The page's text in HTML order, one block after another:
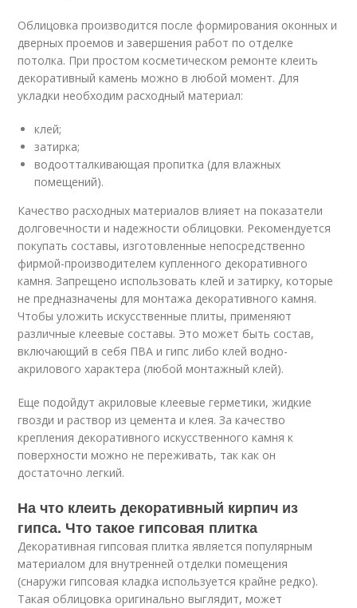
Облицовка производится после формирования оконных и
дверных проемов и завершения работ по отделке
потолка. При простом косметическом ремонте клеить
декоративный камень можно в любой момент. Для
укладки необходим расходный материал:
клей;
затирка;
водоотталкивающая пропитка (для влажных
помещений).
Качество расходных материалов влияет на показатели
долговечности и надежности облицовки. Рекомендуется
покупать составы, изготовленные непосредственно
фирмой-производителем купленного декоративного
камня. Запрещено использовать клей и затирку, которые
не предназначены для монтажа декоративного камня.
Чтобы уложить искусственные плиты, применяют
различные клеевые составы. Это может быть состав,
включающий в себя ПВА и гипс либо клей водно-
акрилового характера (любой монтажный клей).
Еще подойдут акриловые клеевые герметики, жидкие
гвозди и раствор из цемента и клея. За качество
крепления декоративного искусственного камня к
поверхности можно не переживать, так как он
достаточно легкий.
На что клеить декоративный кирпич из
гипса. Что такое гипсовая плитка
Декоративная гипсовая плитка является популярным
материалом для внутренней отделки помещения
(снаружи гипсовая кладка используется крайне редко).
Такая облицовка оригинально выглядит, может